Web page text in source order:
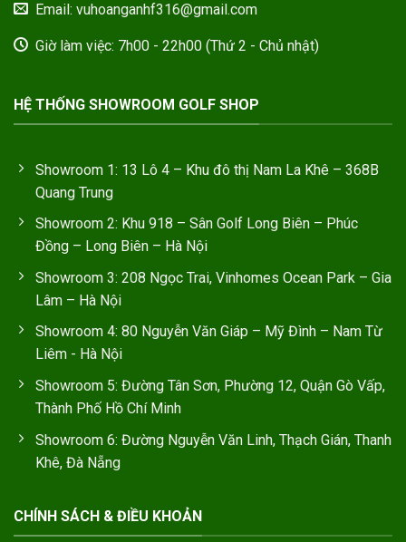
Email: vuhoanganhf316@gmail.com
Giờ làm việc: 7h00 - 22h00 (Thứ 2 - Chủ nhật)
HỆ THỐNG SHOWROOM GOLF SHOP
Showroom 1: 13 Lô 4 – Khu đô thị Nam La Khê – 368B
Quang Trung
Showroom 2: Khu 918 – Sân Golf Long Biên – Phúc
Đồng – Long Biên – Hà Nội
Showroom 3: 208 Ngọc Trai, Vinhomes Ocean Park – Gia
Lâm – Hà Nội
Showroom 4: 80 Nguyễn Văn Giáp – Mỹ Đình – Nam Từ
Liêm - Hà Nội
Showroom 5: Đường Tân Sơn, Phường 12, Quận Gò Vấp,
Thành Phố Hồ Chí Minh
Showroom 6: Đường Nguyễn Văn Linh, Thạch Gián, Thanh
Khê, Đà Nẵng
CHÍNH SÁCH & ĐIỀU KHOẢN